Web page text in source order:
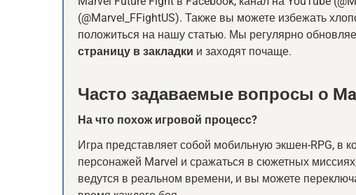
(@Marvel_FFightUS). Также вы можете избежать
положиться на нашу статью. Мы регулярно
страницу в закладки и заходят почаще.
Часто задаваемые вопросы о
На что похож игровой процесс?
Игра представляет собой мобильную экшен-RPG, в
персонажей Marvel и сражаться в сюжетных
ведутся в реальном времени, и вы можете